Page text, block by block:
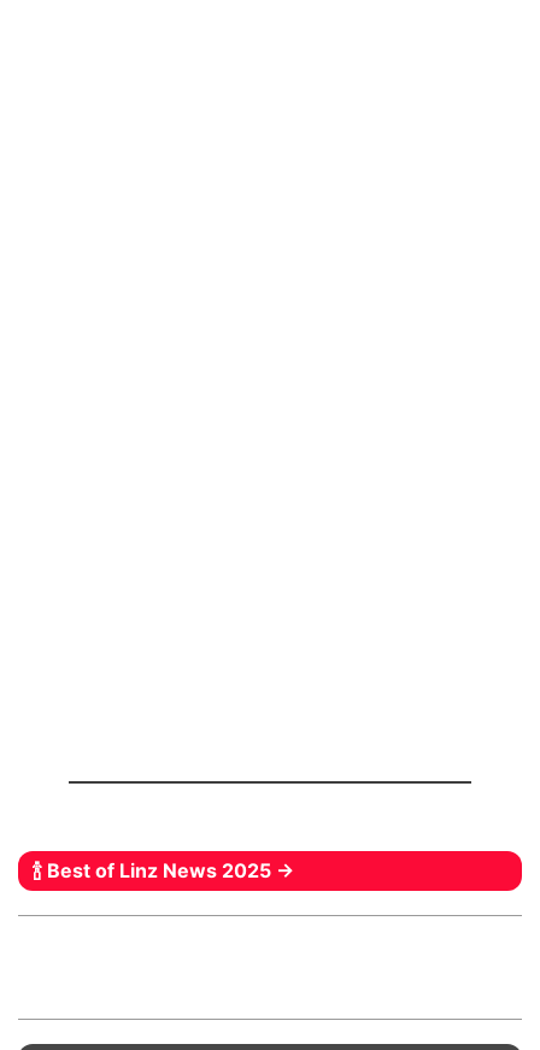
🍾 Best of Linz News 2025 →